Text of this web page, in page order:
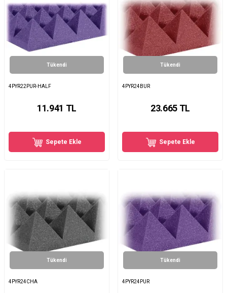
Tükendi
4PYR22PUR-HALF
11.941 TL
Sepete Ekle
Tükendi
4PYR24BUR
23.665TL
Sepete Ekle
Tükendi
4PYR24CHA
Tükendi
4PYR24PUR